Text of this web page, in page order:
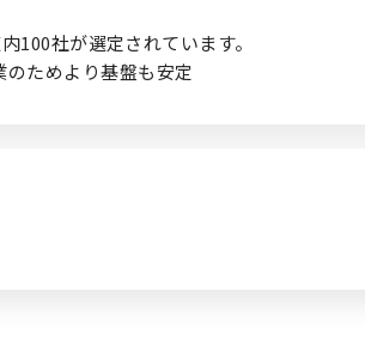
100社が選定されています。
のためより基盤も安定